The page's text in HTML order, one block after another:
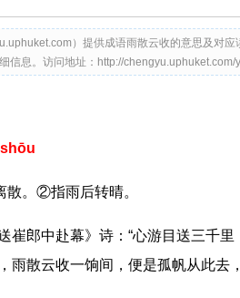
）提供成语雨散云收的意思及对
信息。访问地址：http://
。②指雨后转晴。
崔郎中赴幕》诗：“心游目送三千
雨散云收一饷间，便是孤帆从此去